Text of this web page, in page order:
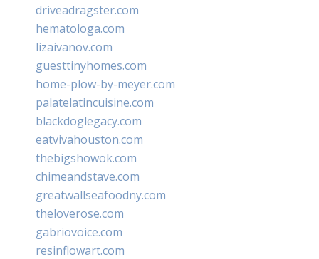
driveadragster.com
hematologa.com
lizaivanov.com
guesttinyhomes.com
home-plow-by-meyer.com
palatelatincuisine.com
blackdoglegacy.com
eatvivahouston.com
thebigshowok.com
chimeandstave.com
greatwallseafoodny.com
theloverose.com
gabriovoice.com
resinflowart.com